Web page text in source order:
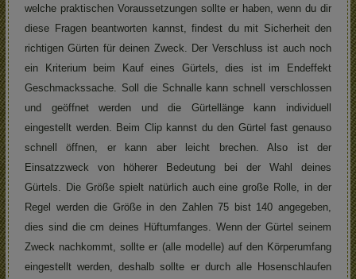
welche praktischen Voraussetzungen sollte er haben, wenn du dir
diese Fragen beantworten kannst, findest du mit Sicherheit den
richtigen Gürten für deinen Zweck. Der Verschluss ist auch noch
ein Kriterium beim Kauf eines Gürtels, dies ist im Endeffekt
Geschmackssache. Soll die Schnalle kann schnell verschlossen
und geöffnet werden und die Gürtellänge kann individuell
eingestellt werden. Beim Clip kannst du den Gürtel fast genauso
schnell öffnen, er kann aber leicht brechen. Also ist der
Einsatzzweck von höherer Bedeutung bei der Wahl deines
Gürtels. Die Größe spielt natürlich auch eine große Rolle, in der
Regel werden die Größe in den Zahlen 75 bist 140 angegeben,
dies sind die cm deines Hüftumfanges. Wenn der Gürtel seinem
Zweck nachkommt, sollte er (alle modelle) auf den Körperumfang
eingestellt werden, deshalb sollte er durch alle Hosenschlaufen